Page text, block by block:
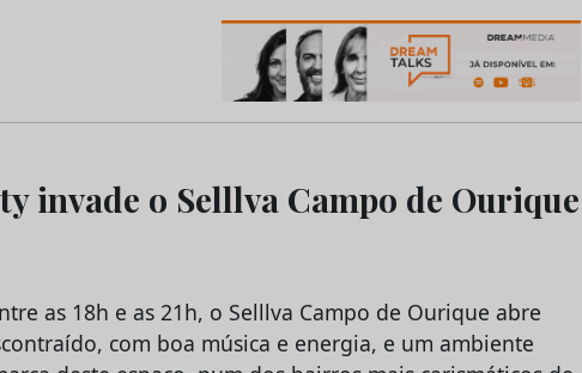
da Publicidade
invade o Selllva Campo de Ourique
as 18h e as 21h, o Selllva Campo de Ourique abre
com boa música e energia, e um ambiente